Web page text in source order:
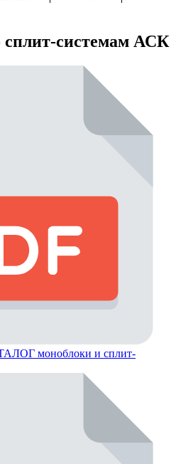
системам АСК
моноблоки и сплит-